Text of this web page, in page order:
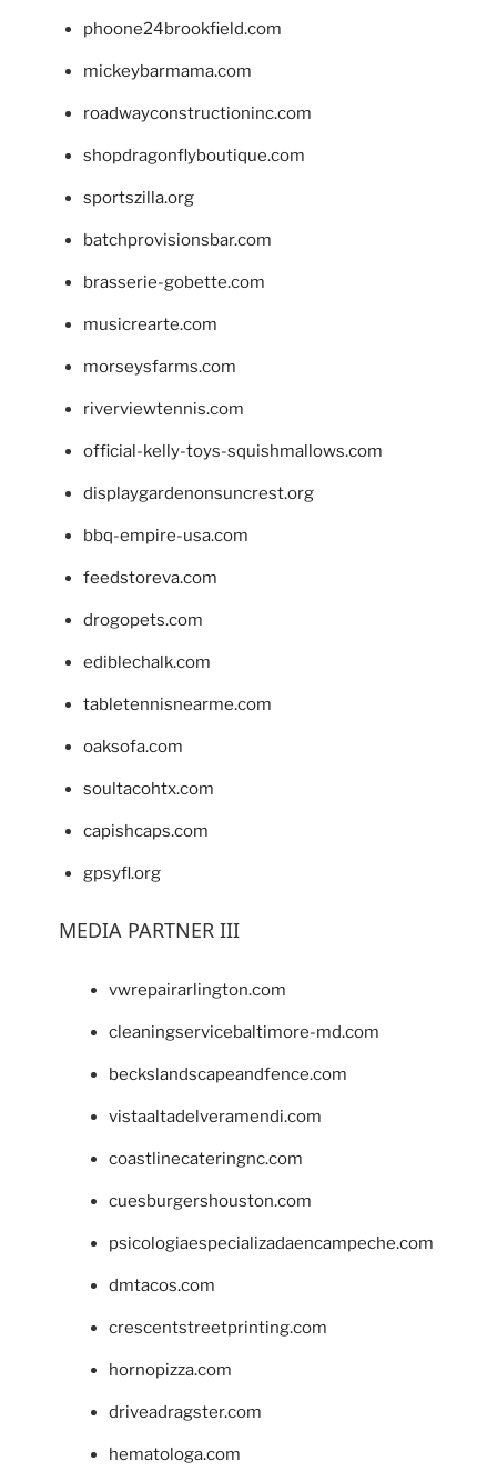
phoone24brookfield.com
mickeybarmama.com
roadwayconstructioninc.com
shopdragonflyboutique.com
sportszilla.org
batchprovisionsbar.com
brasserie-gobette.com
musicrearte.com
morseysfarms.com
riverviewtennis.com
official-kelly-toys-squishmallows.com
displaygardenonsuncrest.org
bbq-empire-usa.com
feedstoreva.com
drogopets.com
ediblechalk.com
tabletennisnearme.com
oaksofa.com
soultacohtx.com
capishcaps.com
gpsyfl.org
MEDIA PARTNER III
vwrepairarlington.com
cleaningservicebaltimore-md.com
beckslandscapeandfence.com
vistaaltadelveramendi.com
coastlinecateringnc.com
cuesburgershouston.com
psicologiaespecializadaencampeche.com
dmtacos.com
crescentstreetprinting.com
hornopizza.com
driveadragster.com
hematologa.com